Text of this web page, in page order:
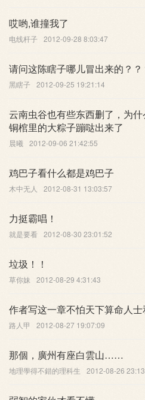
哎哟,谁撞我了
电线杆子 2012-09-28 8:03:47
请问这陈瞎子哪儿冒出来的？？
黑瞎子 2012-09-25 19:21:14
云南虫谷也有些东西删了，为
铜棺里的大粽子蹦哒出来了
晨曦 2012-09-06 21:42:55
鸡巴子看什么都是鸡巴子
木中无人 2012-08-31 13:03:57
力挺霸唱！
就是要看 2012-08-30 23:01:52
垃圾！！
草你妹 2012-08-29 4:31:43
作者写这一章不怕天下算命人
路人甲 2012-08-27 19:07:09
那個，廣州有座白雲山……
地理學得不錯的理科生 2012-08-26